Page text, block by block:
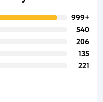
999+
540
206
135
221